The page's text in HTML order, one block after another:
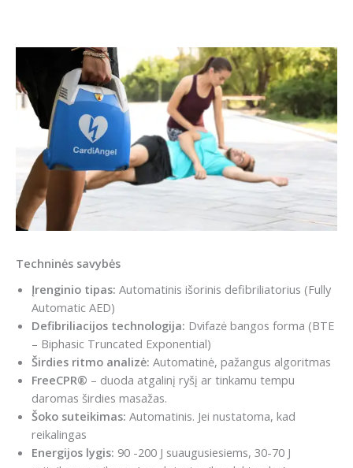
Techninės savybės
Įrenginio tipas: Automatinis išorinis defibriliatorius (Fully
Automatic AED)
Defibriliacijos technologija: Dvifazė bangos forma (BTE
– Biphasic Truncated Exponential)
Širdies ritmo analizė: Automatinė, pažangus algoritmas
FreeCPR® – duoda atgalinį ryšį ar tinkamu tempu
daromas širdies masažas.
Šoko suteikimas: Automatinis. Jei nustatoma, kad
reikalingas
Energijos lygis: 90 -200 J suaugusiesiems, 30-70 J